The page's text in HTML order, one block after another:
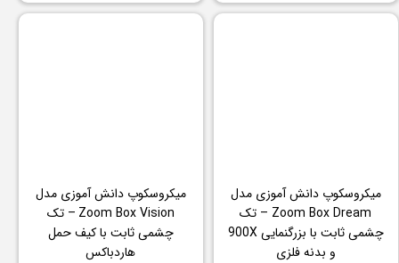
میکروسکوپ دانش آموزی مدل
Zoom Box Dream – تک
چشمی ثابت با بزرگنمایی 900X
و بدنه فلزی
میکروسکوپ دانش آموزی مدل
Zoom Box Vision – تک
چشمی ثابت با کیف حمل
هاردباکس